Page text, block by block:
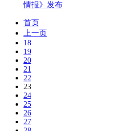
情报》发布
首页
上一页
18
19
20
21
22
23
24
25
26
27